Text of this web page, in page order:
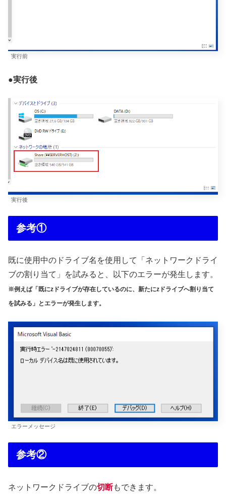
実行前
●実行後
実行後
参考①
既に使用中のドライブ名を使用して「ネットワークドライ
ブの割り当て」を試みると、以下のエラーが発生します。
※例えば「既にzドライブが存在しているのに、新たにzドライブへ割り当て
を試みる」とエラーが発生します。
エラーメッセージ
参考②
ネットワークドライブの切断もできます。